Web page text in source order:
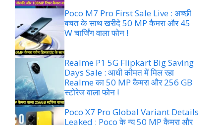
Poco M7 Pro First Sale Live : अच्छी
बचत के साथ खरीदे 50 MP कैमरा और 45
W चार्जिंग वाला फोन !
Realme P1 5G Flipkart Big Saving
Days Sale : आधी कीमत में मिल रहा
Realme का 50 MP कैमरा और 256 GB
स्टोरेज वाला फोन !
Poco X7 Pro Global Variant Details
Leaked : Poco के न्यू 50 MP कैमरा और